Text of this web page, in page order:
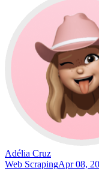
Adélia Cruz
Web ScrapingApr 08,